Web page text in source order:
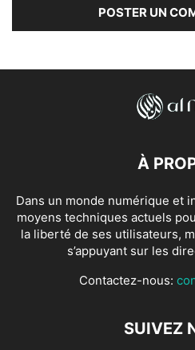
À
Dans un monde numérique et
moyens techniques actuels
la liberté de ses utilisateurs,
s’appuyant sur les
Contactez-nous:
SUIVEZ